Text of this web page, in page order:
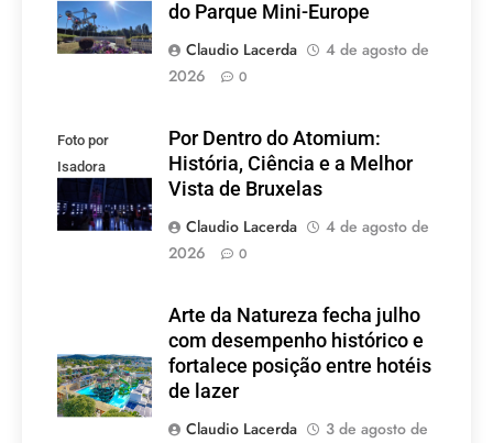
Lacerda
do Parque Mini-Europe
Claudio Lacerda
4 de agosto de
2026
0
Foto por
Isadora
Lacerda
Por Dentro do Atomium:
História, Ciência e a Melhor
Vista de Bruxelas
Claudio Lacerda
4 de agosto de
2026
0
Arte da Natureza fecha julho
com desempenho histórico e
fortalece posição entre hotéis
de lazer
Claudio Lacerda
3 de agosto de